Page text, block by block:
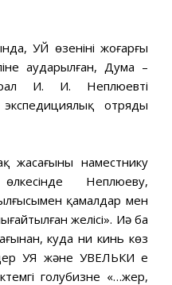
УЙ өзенінің жоғарғы
аударылған, Дума –
И. И. Неплюевтің
отряды
жасағының наместнику
Неплюеву,
қамалдар мен
желісі». Иә ба
куда ни кинь көз
УЯ және УВЕЛЬКИ ең
голубизне «…жер,